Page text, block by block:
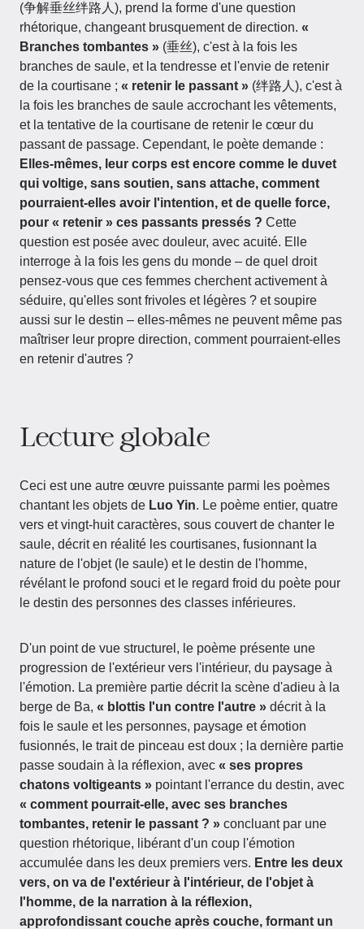
(争解垂丝绊路人), prend la forme d'une question
rhétorique, changeant brusquement de direction. «
Branches tombantes » (垂丝), c'est à la fois les
branches de saule, et la tendresse et l'envie de retenir
de la courtisane ; « retenir le passant » (绊路人), c'est à
la fois les branches de saule accrochant les vêtements,
et la tentative de la courtisane de retenir le cœur du
passant de passage. Cependant, le poète demande :
Elles-mêmes, leur corps est encore comme le duvet
qui voltige, sans soutien, sans attache, comment
pourraient-elles avoir l'intention, et de quelle force,
pour « retenir » ces passants pressés ? Cette
question est posée avec douleur, avec acuité. Elle
interroge à la fois les gens du monde – de quel droit
pensez-vous que ces femmes cherchent activement à
séduire, qu'elles sont frivoles et légères ? et soupire
aussi sur le destin – elles-mêmes ne peuvent même pas
maîtriser leur propre direction, comment pourraient-elles
en retenir d'autres ?
Lecture globale
Ceci est une autre œuvre puissante parmi les poèmes
chantant les objets de Luo Yin. Le poème entier, quatre
vers et vingt-huit caractères, sous couvert de chanter le
saule, décrit en réalité les courtisanes, fusionnant la
nature de l'objet (le saule) et le destin de l'homme,
révélant le profond souci et le regard froid du poète pour
le destin des personnes des classes inférieures.
D'un point de vue structurel, le poème présente une
progression de l'extérieur vers l'intérieur, du paysage à
l'émotion. La première partie décrit la scène d'adieu à la
berge de Ba, « blottis l'un contre l'autre » décrit à la
fois le saule et les personnes, paysage et émotion
fusionnés, le trait de pinceau est doux ; la dernière partie
passe soudain à la réflexion, avec « ses propres
chatons voltigeants » pointant l'errance du destin, avec
« comment pourrait-elle, avec ses branches
tombantes, retenir le passant ? » concluant par une
question rhétorique, libérant d'un coup l'émotion
accumulée dans les deux premiers vers. Entre les deux
vers, on va de l'extérieur à l'intérieur, de l'objet à
l'homme, de la narration à la réflexion,
approfondissant couche après couche, formant un